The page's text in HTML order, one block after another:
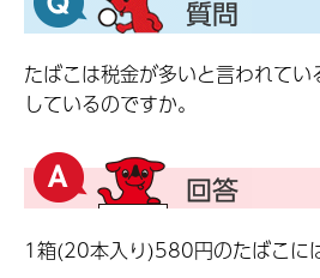
たばこは税金が多いと言われて
しているのですか。
1箱(20本入り)580円のたばこに